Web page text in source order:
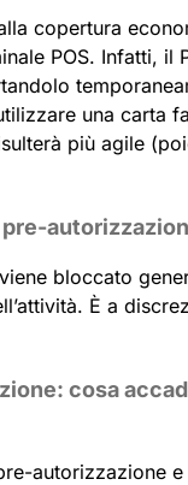
copertura
POS. Infatti,
una carta
più agile
bloccato
È a
cosa
autorizzazione